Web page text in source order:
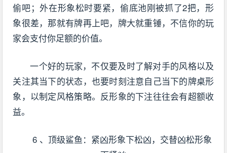
偷吧；外在形象松时要紧，偷底池刚被抓了2把，形
象很差，那就有牌再上吧，牌大就重锤，不信你的玩
家会支付你足额的价值。
一个好的玩家，不仅要及时了解对手的风格以及
关注其当下的状态，也要时刻注意自己当下的牌桌形
象，以制定风格策略。反形象的下注往往会有超额收
益。
6 、顶级鲨鱼：紧凶形象下松凶，交替凶松形象